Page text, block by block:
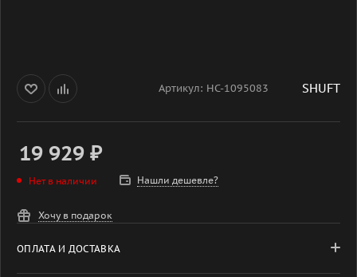
Артикул: НС-1095083 SHUFT
19 929 ₽
Нет в наличии Нашли дешевле?
Хочу в подарок
ОПЛАТА И ДОСТАВКА